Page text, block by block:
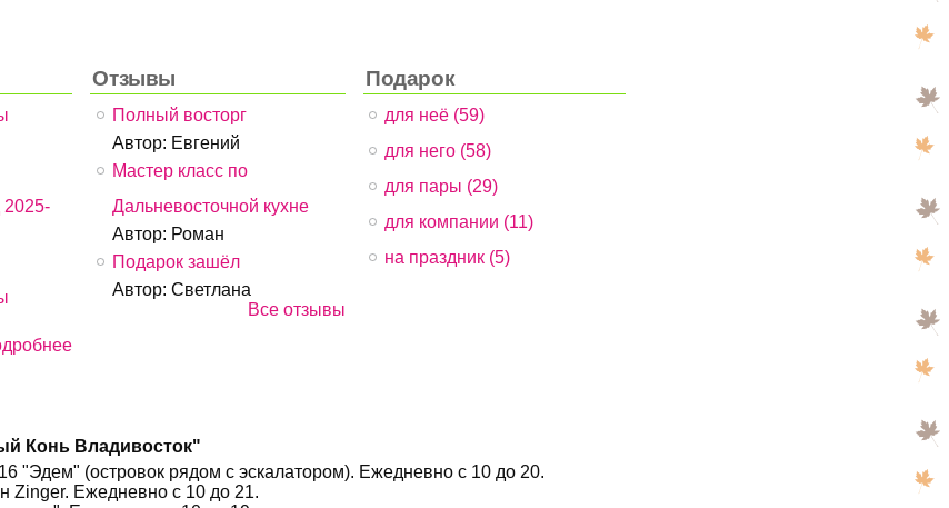
2025-
Отзывы
Полный восторг
Автор: Евгений
Мастер класс по
Дальневосточной кухне
Автор: Роман
Подарок зашёл
Автор: Светлана
Все отзывы
Подарок
для неё (59)
для него (58)
для пары (29)
для компании (11)
на праздник (5)
Конь Владивосток"
"Эдем" (островок рядом с эскалатором). Ежедневно с 10 до 20.
Zinger. Ежедневно с 10 до 21.